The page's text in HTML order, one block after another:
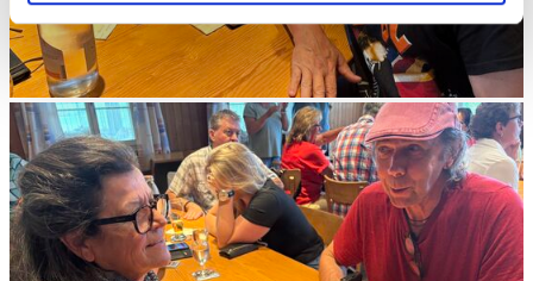
Erfahren Sie mehr darüber, wie Ihre persönlichen Daten
verarbeitet werden, und legen Sie Ihre Präferenzen im
Abschnitt Einzelheiten
fest.
Wir verwenden Cookies, um Inhalte und Anzeigen zu
personalisieren, Funktionen für soziale Medien anbieten
zu können und die Zugriffe auf unsere Website zu
analysieren. Außerdem geben wir Informationen zu Ihrer
Verwendung unserer Website an unsere Partner für
soziale Medien, Werbung und Analysen weiter. Unsere